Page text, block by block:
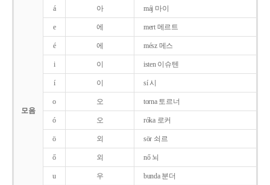
모음
á 아 máj 마이
e 에 mert 메르트
é 에 mész 메스
i 이 isten 이슈텐
í 이 sí 시
o 오 torna 토르너
ó 오 róka 로커
ö 외 sör 쇠르
ő 외 nő 뇌
u 우 bunda 분더